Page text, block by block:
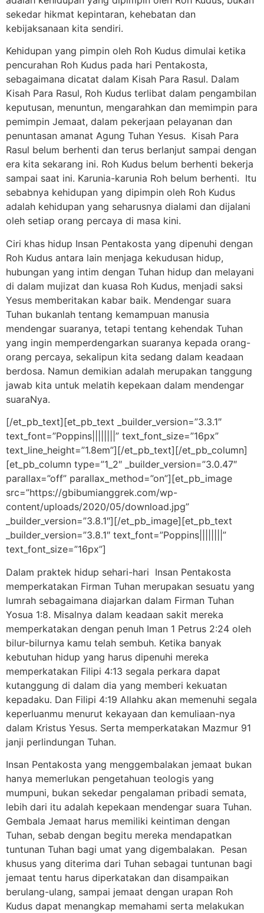
sekedar hikmat kepintaran, kehebatan dan
kebijaksanaan kita sendiri.
Kehidupan yang pimpin oleh Roh Kudus dimulai ketika
pencurahan Roh Kudus pada hari Pentakosta,
sebagaimana dicatat dalam Kisah Para Rasul. Dalam
Kisah Para Rasul, Roh Kudus terlibat dalam pengambilan
keputusan, menuntun, mengarahkan dan memimpin para
pemimpin Jemaat, dalam pekerjaan pelayanan dan
penuntasan amanat Agung Tuhan Yesus. Kisah Para
Rasul belum berhenti dan terus berlanjut sampai dengan
era kita sekarang ini. Roh Kudus belum berhenti bekerja
sampai saat ini. Karunia-karunia Roh belum berhenti. Itu
sebabnya kehidupan yang dipimpin oleh Roh Kudus
adalah kehidupan yang seharusnya dialami dan dijalani
oleh setiap orang percaya di masa kini.
Ciri khas hidup Insan Pentakosta yang dipenuhi dengan
Roh Kudus antara lain menjaga kekudusan hidup,
hubungan yang intim dengan Tuhan hidup dan melayani
di dalam mujizat dan kuasa Roh Kudus, menjadi saksi
Yesus memberitakan kabar baik. Mendengar suara
Tuhan bukanlah tentang kemampuan manusia
mendengar suaranya, tetapi tentang kehendak Tuhan
yang ingin memperdengarkan suaranya kepada orang-
orang percaya, sekalipun kita sedang dalam keadaan
berdosa. Namun demikian adalah merupakan tanggung
jawab kita untuk melatih kepekaan dalam mendengar
suaraNya.
[/et_pb_text][et_pb_text _builder_version=”3.3.1″
text_font=”Poppins||||||||” text_font_size=”16px”
text_line_height=”1.8em”][/et_pb_text][/et_pb_column]
[et_pb_column type=”1_2″ _builder_version=”3.0.47″
parallax=”off” parallax_method=”on”][et_pb_image
src=”https://gbibumianggrek.com/wp-
content/uploads/2020/05/download.jpg”
_builder_version=”3.8.1″][/et_pb_image][et_pb_text
_builder_version=”3.8.1″ text_font=”Poppins||||||||”
text_font_size=”16px”]
Dalam praktek hidup sehari-hari Insan Pentakosta
memperkatakan Firman Tuhan merupakan sesuatu yang
lumrah sebagaimana diajarkan dalam Firman Tuhan
Yosua 1:8. Misalnya dalam keadaan sakit mereka
memperkatakan dengan penuh Iman 1 Petrus 2:24 oleh
bilur-bilurnya kamu telah sembuh. Ketika banyak
kebutuhan hidup yang harus dipenuhi mereka
memperkatakan Filipi 4:13 segala perkara dapat
kutanggung di dalam dia yang memberi kekuatan
kepadaku. Dan Filipi 4:19 Allahku akan memenuhi segala
keperluanmu menurut kekayaan dan kemuliaan-nya
dalam Kristus Yesus. Serta memperkatakan Mazmur 91
janji perlindungan Tuhan.
Insan Pentakosta yang menggembalakan jemaat bukan
hanya memerlukan pengetahuan teologis yang
mumpuni, bukan sekedar pengalaman pribadi semata,
lebih dari itu adalah kepekaan mendengar suara Tuhan.
Gembala Jemaat harus memiliki keintiman dengan
Tuhan, sebab dengan begitu mereka mendapatkan
tuntunan Tuhan bagi umat yang digembalakan. Pesan
khusus yang diterima dari Tuhan sebagai tuntunan bagi
jemaat tentu harus diperkatakan dan disampaikan
berulang-ulang, sampai jemaat dengan urapan Roh
Kudus dapat menangkap memahami serta melakukan